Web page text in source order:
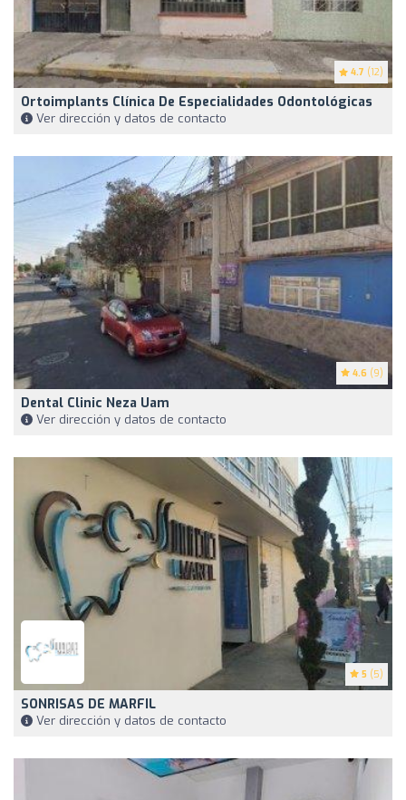
4.7 (12)
Ortoimplants Clínica De Especialidades Odontológicas
Ver dirección y datos de contacto
4.6 (9)
Dental Clinic Neza Uam
Ver dirección y datos de contacto
5 (5)
SONRISAS DE MARFIL
Ver dirección y datos de contacto